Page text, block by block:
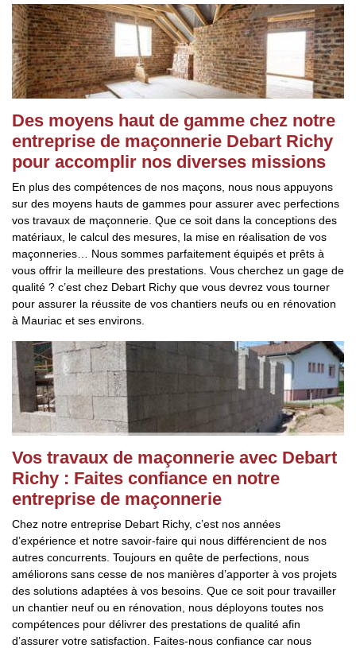
Des moyens haut de gamme chez notre
entreprise de maçonnerie Debart Richy
pour accomplir nos diverses missions
En plus des compétences de nos maçons, nous nous appuyons
sur des moyens hauts de gammes pour assurer avec perfections
vos travaux de maçonnerie. Que ce soit dans la conceptions des
matériaux, le calcul des mesures, la mise en réalisation de vos
maçonneries… Nous sommes parfaitement équipés et prêts à
vous offrir la meilleure des prestations. Vous cherchez un gage de
qualité ? c’est chez Debart Richy que vous devrez vous tourner
pour assurer la réussite de vos chantiers neufs ou en rénovation
à Mauriac et ses environs.
Vos travaux de maçonnerie avec Debart
Richy : Faites confiance en notre
entreprise de maçonnerie
Chez notre entreprise Debart Richy, c’est nos années
d’expérience et notre savoir-faire qui nous différencient de nos
autres concurrents. Toujours en quête de perfections, nous
améliorons sans cesse de nos manières d’apporter à vos projets
des solutions adaptées à vos besoins. Que ce soit pour travailler
un chantier neuf ou en rénovation, nous déployons toutes nos
compétences pour délivrer des prestations de qualité afin
d’assurer votre satisfaction. Faites-nous confiance car nous